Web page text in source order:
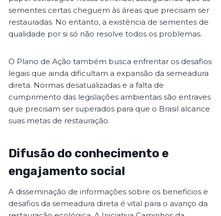
sementes certas cheguem às áreas que precisam ser
restauradas. No entanto, a existência de sementes de
qualidade por si só não resolve todos os problemas.
O Plano de Ação também busca enfrentar os desafios
legais que ainda dificultam a expansão da semeadura
direta. Normas desatualizadas e a falta de
cumprimento das legislações ambientais são entraves
que precisam ser superados para que o Brasil alcance
suas metas de restauração.
Difusão do conhecimento e
engajamento social
A disseminação de informações sobre os benefícios e
desafios da semeadura direta é vital para o avanço da